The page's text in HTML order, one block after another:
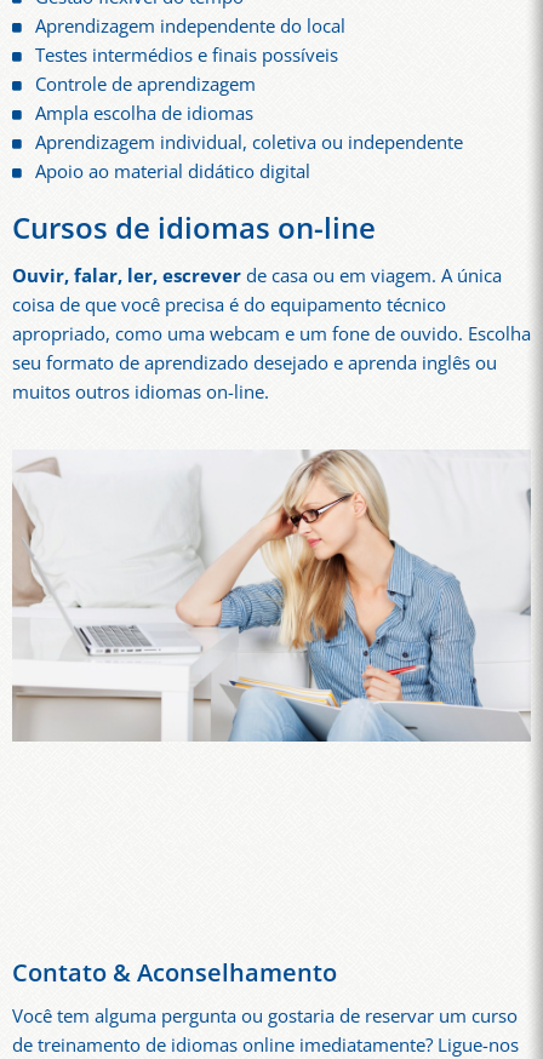
Aprendizagem independente do local
Testes intermédios e finais possíveis
Controle de aprendizagem
Ampla escolha de idiomas
Aprendizagem individual, coletiva ou independente
Apoio ao material didático digital
Cursos de idiomas on-line
Ouvir, falar, ler, escreverde casa ou em viagem. A única
coisa de que você precisa é do equipamento técnico
apropriado, como uma webcam e um fone de ouvido. Escolha
seu formato de aprendizado desejado e aprenda inglês ou
muitos outros idiomas on-line.
Contato & Aconselhamento
Você tem alguma pergunta ou gostaria de reservar um curso
de treinamento de idiomas online imediatamente? Ligue-nos